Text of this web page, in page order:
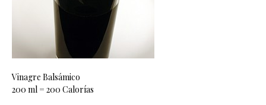
Vinagre Balsámico
200 ml = 200 Calorías